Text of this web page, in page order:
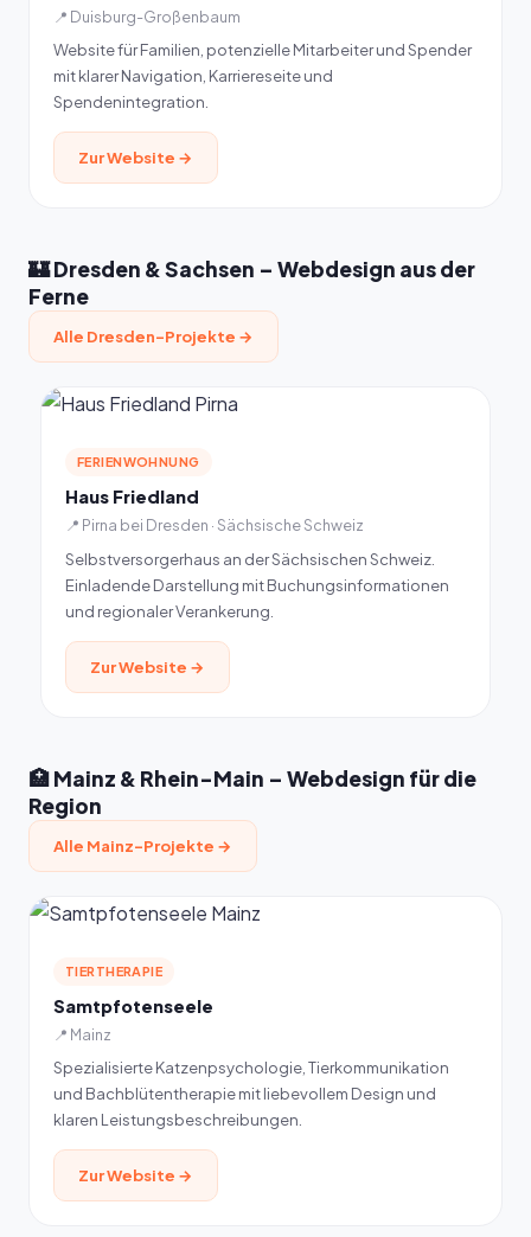
📍 Duisburg-Großenbaum
Website für Familien, potenzielle Mitarbeiter und Spender
mit klarer Navigation, Karriereseite und
Spendenintegration.
Zur Website →
🏰 Dresden & Sachsen – Webdesign aus der
Ferne
Alle Dresden-Projekte →
FERIENWOHNUNG
Haus Friedland
📍 Pirna bei Dresden · Sächsische Schweiz
Selbstversorgerhaus an der Sächsischen Schweiz.
Einladende Darstellung mit Buchungsinformationen
und regionaler Verankerung.
Zur Website →
🏥 Mainz & Rhein-Main – Webdesign für die
Region
Alle Mainz-Projekte →
TIERTHERAPIE
Samtpfotenseele
📍 Mainz
Spezialisierte Katzenpsychologie, Tierkommunikation
und Bachblütentherapie mit liebevollem Design und
klaren Leistungsbeschreibungen.
Zur Website →